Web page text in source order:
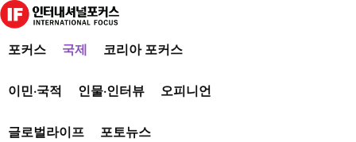
포커스 국제 코리아 포커스
이민·국적 인물·인터뷰 오피니언
글로벌라이프 포토뉴스